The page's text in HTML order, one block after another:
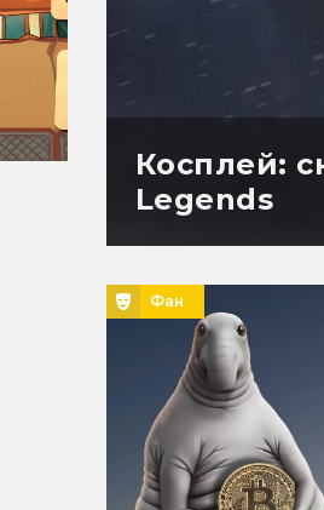
Косплей:
Legends
Фан